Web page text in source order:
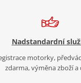
Nadstandardní
motorky,
zdarma, výměna zboží a